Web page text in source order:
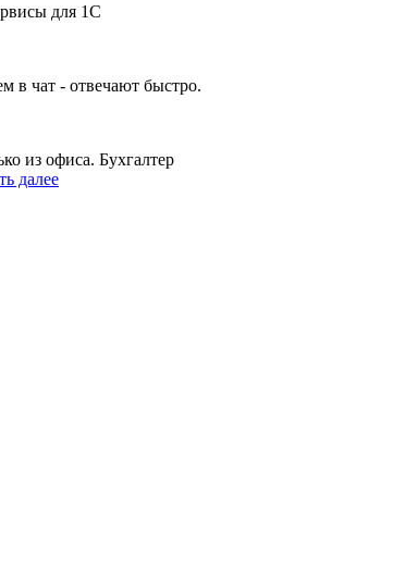
для 1С
в чат - отвечают быстро.
из офиса. Бухгалтер
далее